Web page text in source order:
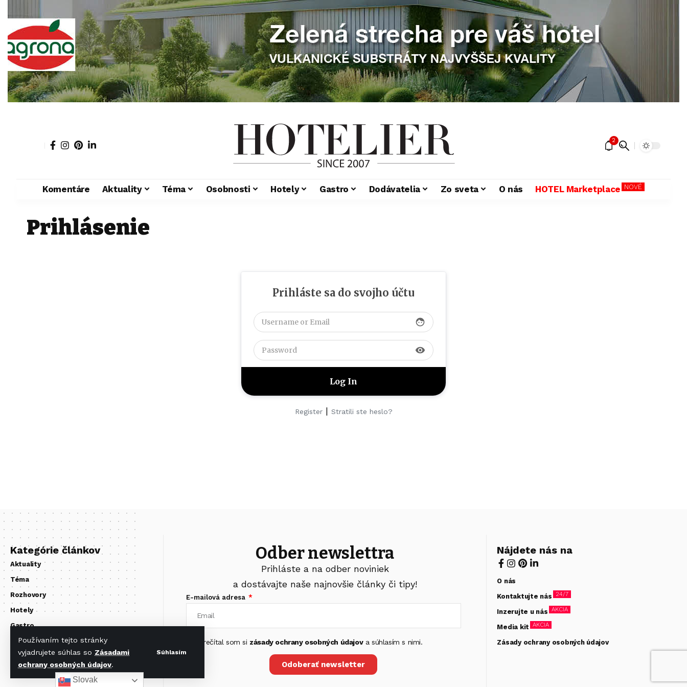
Používaním tejto stránky
vyjadrujete súhlas so Zásadami
ochrany osobných údajov.
Súhlasím
2
Komentáre Aktuality Téma Osobnosti Hotely Gastro Dodávatelia Zo sveta O nás HOTEL Marketplace NOVÉ
Prihlásenie
Prihláste sa do svojho účtu
face
visibility
Register| Stratili ste heslo?
Kategórie článkov
Aktuality
Téma
Rozhovory
Hotely
Gastro
Zo sveta
Odber newslettra
Prihláste a na odber noviniek
a dostávajte naše najnovšie články či tipy!
E-mailová adresa
Prečítal som si zásady ochrany osobných údajova súhlasím s nimi.
Odoberať newsletter
Nájdete nás na
O nás
Kontaktujte nás 24/7
Inzerujte u nás AKCIA
Media kit AKCIA
Zásady ochrany osobných údajov
Slovak